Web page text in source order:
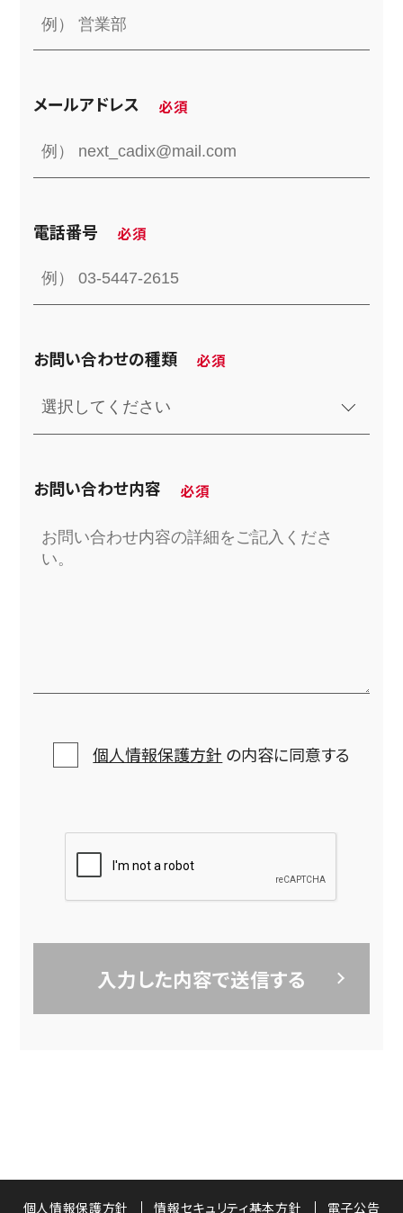
メールアドレス
電話番号
お問い合わせの種類
お問い合わせ内容
個人情報保護方針 の内容に同意する
f
h
u
入力した内容で送信する
個人情報保護方針 情報セキュリティ基本方針 電子公告